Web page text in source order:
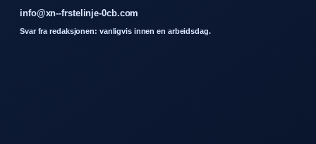
info@xn--frstelinje-0cb.com
Svar fra redaksjonen: vanligvis innen en arbeidsdag.